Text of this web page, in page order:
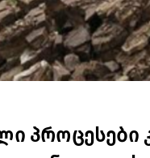
პროცესები